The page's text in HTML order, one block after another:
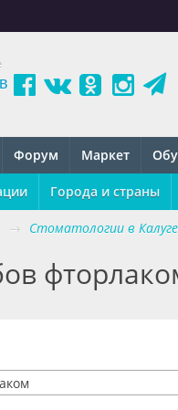
Форум Маркет
Города и страны
→ Стоматологии в Калуге